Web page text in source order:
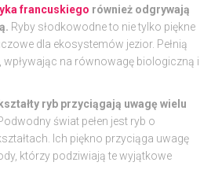
francuskiego również odgrywają
Ryby słodkowodne to nie tylko piękne
dla ekosystemów jezior. Pełnią
na równowagę biologiczną i
ryb przyciągają uwagę wielu
świat pełen jest ryb o
Ich piękno przyciąga uwagę
którzy podziwiają te wyjątkowe